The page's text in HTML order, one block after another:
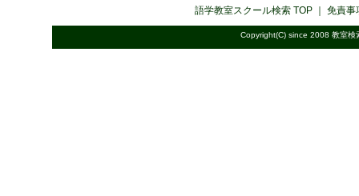
語学教室スクール検索TOP ｜ 免責事
Copyright(C) since 2008 教室検